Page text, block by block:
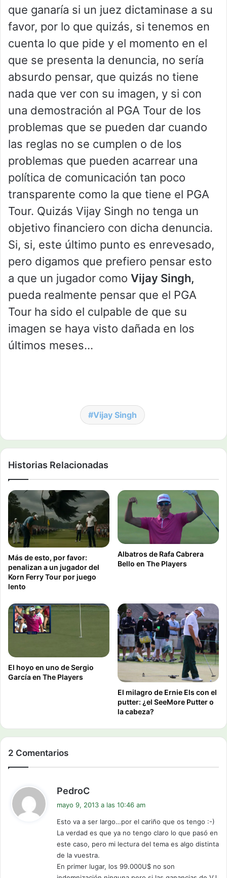
que ganaría si un juez dictaminase a su
favor, por lo que quizás, si tenemos en
cuenta lo que pide y el momento en el
que se presenta la denuncia, no sería
absurdo pensar, que quizás no tiene
nada que ver con su imagen, y si con
una demostración al PGA Tour de los
problemas que se pueden dar cuando
las reglas no se cumplen o de los
problemas que pueden acarrear una
política de comunicación tan poco
transparente como la que tiene el PGA
Tour. Quizás Vijay Singh no tenga un
objetivo financiero con dicha denuncia.
Si, si, este último punto es enrevesado,
pero digamos que prefiero pensar esto
a que un jugador como Vijay Singh,
pueda realmente pensar que el PGA
Tour ha sido el culpable de que su
imagen se haya visto dañada en los
últimos meses…
Vijay Singh
Historias Relacionadas
Más de esto, por favor:
penalizan a un jugador del
Korn Ferry Tour por juego
lento
Albatros de Rafa Cabrera
Bello en The Players
El hoyo en uno de Sergio
García en The Players
El milagro de Ernie Els con el
putter: ¿el SeeMore Putter o
la cabeza?
2 Comentarios
PedroC
e
:
mayo 9, 2013 a las 10:46 am
Esto va a ser largo…por el cariño que os tengo :-)
La verdad es que ya no tengo claro lo que pasó en
este caso, pero mi lectura del tema es algo distinta
de la vuestra.
En primer lugar, los 99.000U$ no son